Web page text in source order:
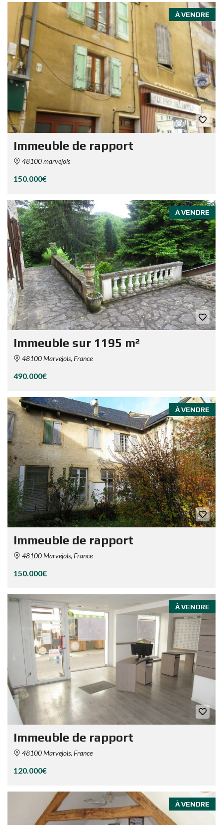
À VENDRE
Immeuble de rapport
48100 marvejols
150.000€
À VENDRE
Immeuble sur 1195 m²
48100 Marvejols, France
490.000€
À VENDRE
Immeuble de rapport
48100 Marvejols, France
150.000€
À VENDRE
Immeuble de rapport
48100 Marvejols, France
120.000€
À VENDRE